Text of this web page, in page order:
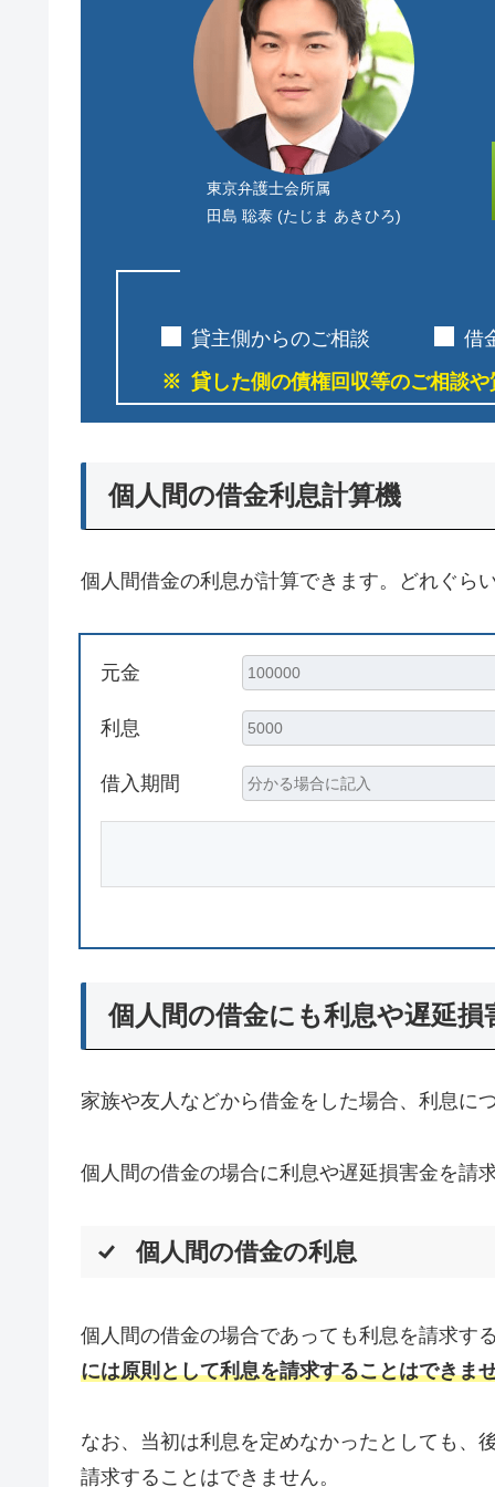
東京弁護士会所属
田島 聡泰 (たじま あきひろ)
貸主側からのご相談
借
貸した側の債権回収等のご相談
個人間の借金利息計算機
個人間借金の利息が計算できます。どれぐら
元金
利息
借入期間
個人間の借金にも利息や遅延損
家族や友人などから借金をした場合、利息に
個人間の借金の場合に利息や遅延損害金を請
個人間の借金の利息
個人間の借金の場合であっても利息を請求す
には原則として利息を請求することはできま
なお、当初は利息を定めなかったとしても、
請求することはできません。